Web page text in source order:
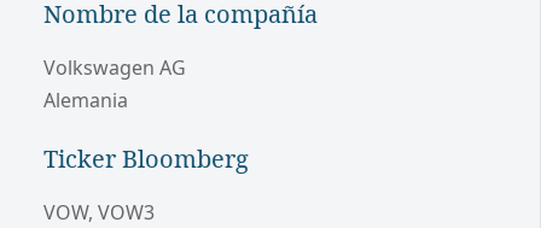
Nombre de la compañía
Volkswagen AG
Alemania
Ticker Bloomberg
VOW, VOW3